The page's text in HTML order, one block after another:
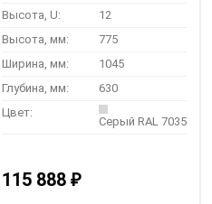
Высота, U:
12
Высота, мм:
775
Ширина, мм:
1045
Глубина, мм:
630
Цвет:
Серый RAL 7035
115 888 ₽